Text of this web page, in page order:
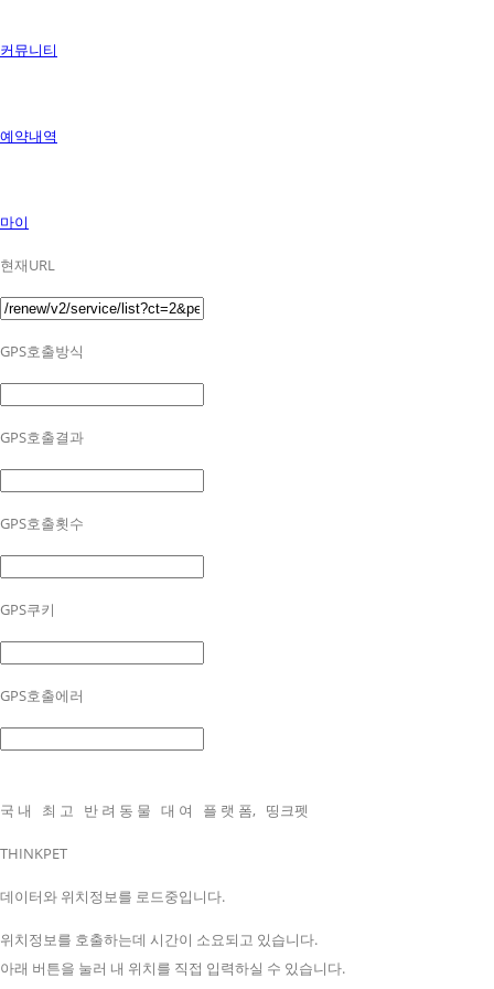
커뮤니티
예약내역
마이
현재URL
GPS호출방식
GPS호출결과
GPS호출횟수
GPS쿠키
GPS호출에러
국 내 최 고 반 려 동 물 대 여 플 랫 폼, 띵크펫
THINKPET
데이터와 위치정보를 로드중입니다.
위치정보를 호출하는데 시간이 소요되고 있습니다.
아래 버튼을 눌러 내 위치를 직접 입력하실 수 있습니다.